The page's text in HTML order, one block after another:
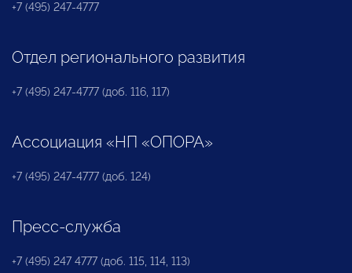
+7 (495) 247-4777
Отдел регионального развития
+7 (495) 247-4777 (доб. 116, 117)
Ассоциация «НП «ОПОРА»
+7 (495) 247-4777 (доб. 124)
Пресс-служба
+7 (495) 247 4777 (доб. 115, 114, 113)